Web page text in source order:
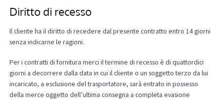
Diritto di recesso
Il cliente ha il diritto di recedere dal presente contratto entro 14 giorni
senza indicarne le ragioni.
Per i contratti di fornitura merci il termine di recesso è di quattordici
giorni a decorrere dalla data in cui il cliente o un soggetto terzo da lui
incaricato, a esclusione del trasportatore, sarà entrato in possesso
della merce oggetto dell’ultima consegna a completa evasione